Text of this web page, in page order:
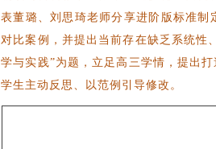
表董璐、刘思琦老师分享进阶版标准
对比案例，并提出当前存在缺乏系统性
学与实践”为题，立足高三学情，提出
学生主动反思、以范例引导修改。